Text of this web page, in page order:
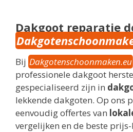
Dakgoot reparatie
Bij Dakgotenschoonmaken.eu
professionele dakgoot
gespecialiseerd zijn in
lekkende dakgoten. Op ons
eenvoudig offertes van
vergelijken en de beste